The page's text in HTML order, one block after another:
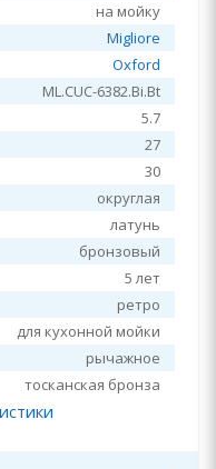
на мойку
Migliore
Oxford
ML.CUC-6382.Bi.Bt
5.7
27
30
округлая
латунь
бронзовый
5 лет
ретро
для кухонной мойки
рычажное
тосканская бронза